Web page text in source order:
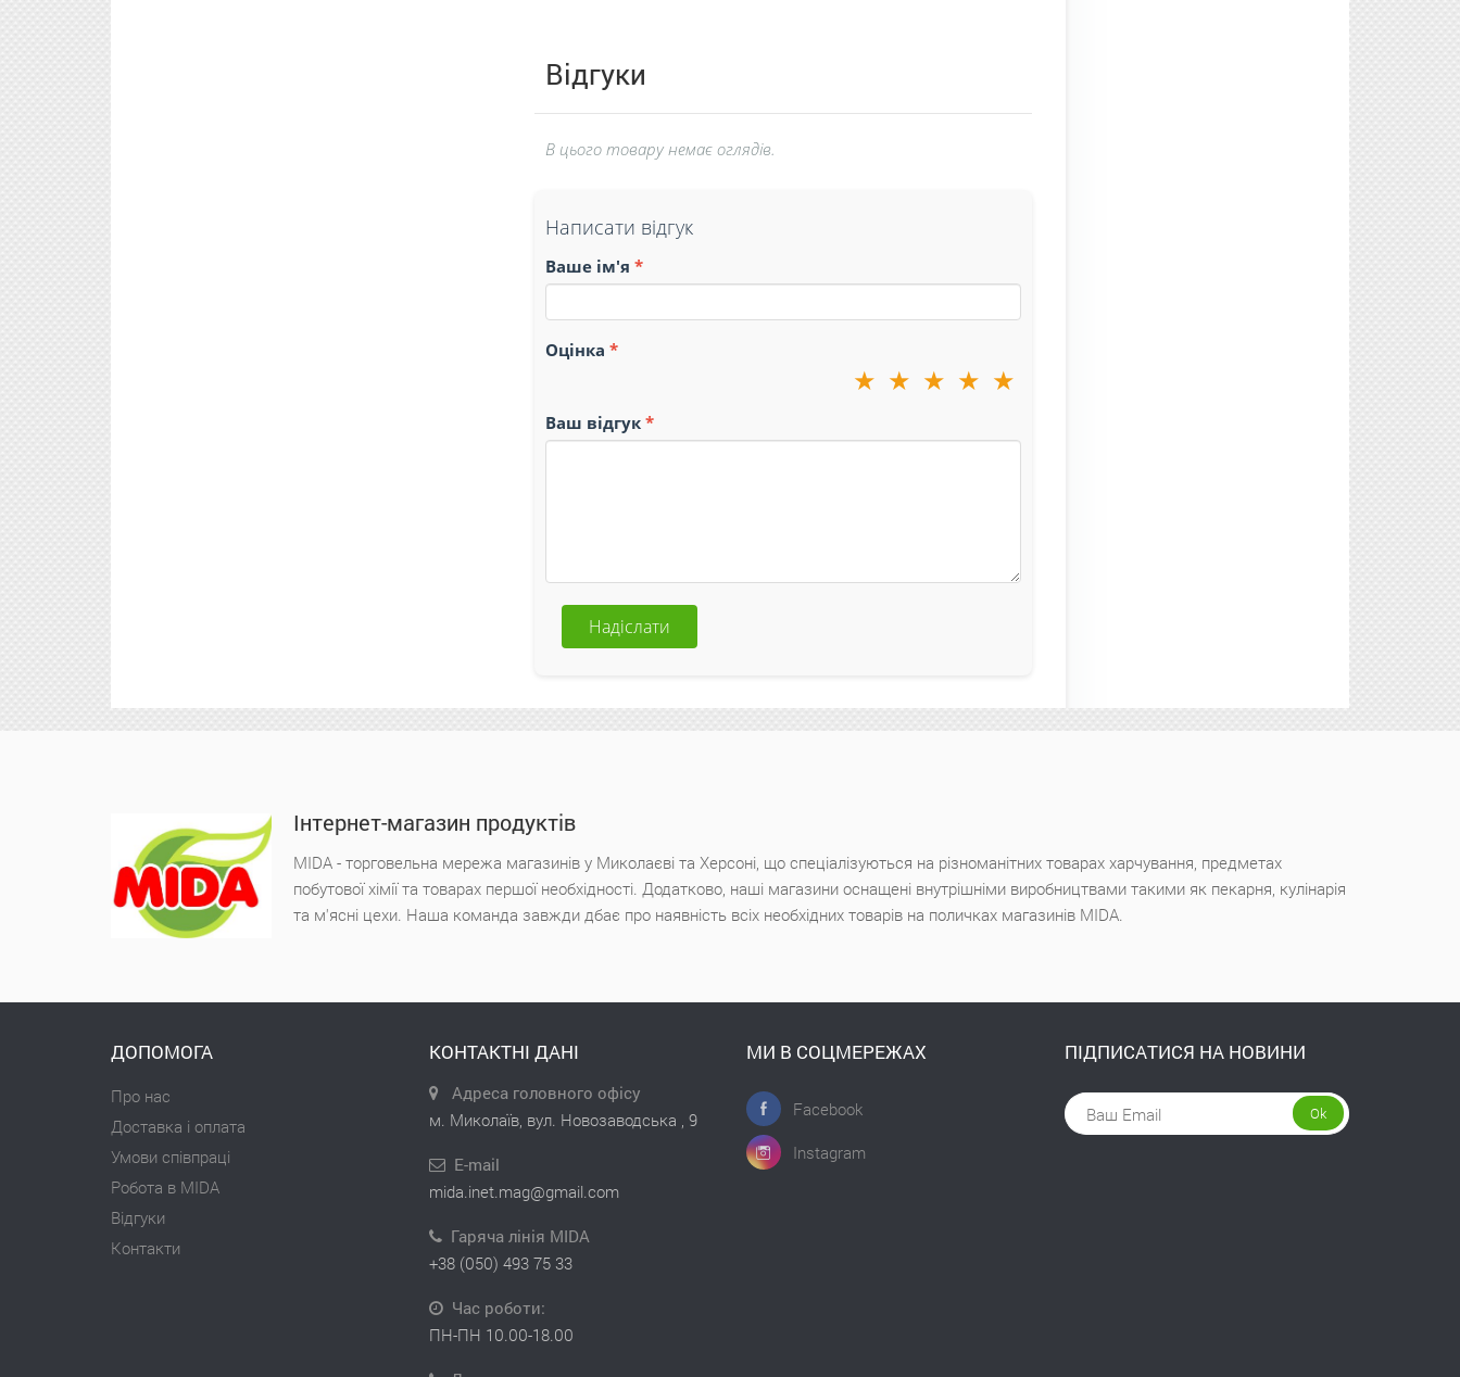
Відгуки
В цього товару немає оглядів.
Написати відгук
Ваше ім'я
Оцінка
★
★
★
★
★
Ваш відгук
Надіслати
Інтернет-магазин продуктів
MIDA - торговельна мережа магазинів у Миколаєві та Херсоні, що спеціалізуються на різноманітних товарах харчування, предметах
побутової хімії та товарах першої необхідності. Додатково, наші магазини оснащені внутрішніми виробництвами такими як пекарня, кулінарія
та м'ясні цехи. Наша команда завжди дбає про наявність всіх необхідних товарів на поличках магазинів MIDA.
ДОПОМОГА
Про нас
Доставка і оплата
Умови співпраці
Робота в MIDA
Відгуки
Контакти
КОНТАКТНІ ДАНІ
Адреса головного офісу
м. Миколаїв, вул. Новозаводська , 9
E-mail
mida.inet.mag@gmail.com
Гаряча лінія MIDA
+38 (050) 493 75 33
Час роботи:
ПН-ПН 10.00-18.00
МИ В СОЦМЕРЕЖАХ
Facebook
Instagram
ПІДПИСАТИСЯ НА НОВИНИ
Ok